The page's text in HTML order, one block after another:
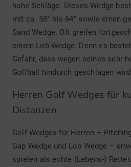
hohe Schläge. Dieses Wedge
mit ca. 58° bis 64° sowie einen
Sand Wedge. Oft greifen
einem Lob Wedge. Denn es
Gefahr, dass wegen seines sehr
Golfball hindurch geschlagen wird.
Herren Golf Wedges für
Distanzen
Golf Wedges für Herren –
Gap Wedge und Lob Wedge –
spielen als echte (Lebens-)